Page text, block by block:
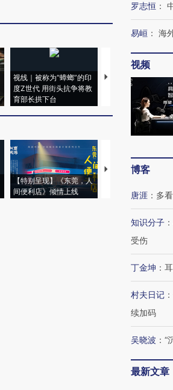
视线｜被称为“蟑螂”的印
度Z世代 用街头抗争将教
育部长拱下台
视线｜“入侵”还是“
机”？难民潮撕裂西
【特别呈现】《东莞，人
间便利店》倾情上线
【推广】走进第四届
罗志恒 ：
易峘 ： 海
视频
博客
唐涯 ： 多
知识分子 ：
受伤
丁金坤 ：
村夫日记 ：
续加码
吴晓波 ： “
最新文章